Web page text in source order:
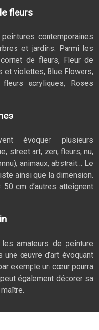
fleurs
contemporaines
et jardins. Parmi les
de fleurs, Fleur de
et violettes, Blue Flowers,
acryliques, Roses
évoquer plusieurs
street art, zen, fleurs, nu,
animaux, abstrait… Le
ainsi que la dimension.
cm d’autres atteignent
amateurs de peinture
une œuvre d’art évoquant
exemple un cœur pourra
également décorer sa